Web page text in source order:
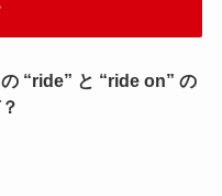
の “ride” と “ride on” の